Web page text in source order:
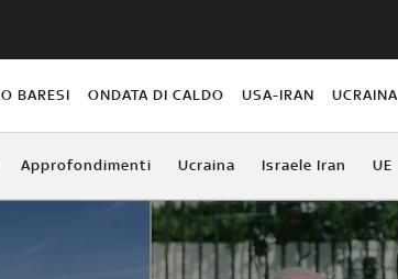
BARESI ONDATA DI CALDO USA-IRAN UCRAINA
Approfondimenti Ucraina Israele Iran UE